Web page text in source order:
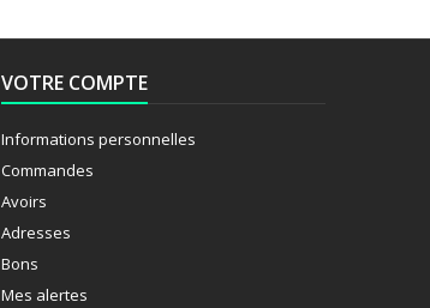
VOTRE COMPTE
Informations personnelles
Commandes
Avoirs
Adresses
Bons
Mes alertes